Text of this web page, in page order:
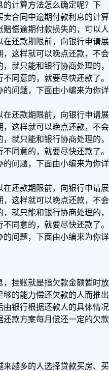
计算方法怎么确定呢？下
合同中逾期付款利息的计算
偿逾期付款损失的，可以人
还款期限前，向银行申请展
这样就可以晚点还款，不会
就只能和银行协商处理的，
同意的，就要尽快还款了。
问题，下面由小编来为你详
还款期限前，向银行申请展
这样就可以晚点还款，不会
就只能和银行协商处理的，
同意的，就要尽快还款了。
问题，下面由小编来为你详
还款期限前，向银行申请展
这样就可以晚点还款，不会
就只能和银行协商处理的，
同意的，就要尽快还款了。
问题，下面由小编来为你详
挂账就是指欠款金额暂时放
的能力偿还欠款的人而推出
银行根据还款人的具体情况
款方案每月偿还一定的欠款
越多的人选择贷款买房、买